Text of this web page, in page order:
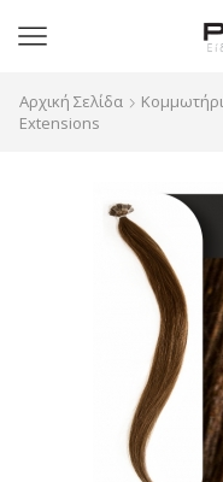
Αρχική Σελίδα
Extensions